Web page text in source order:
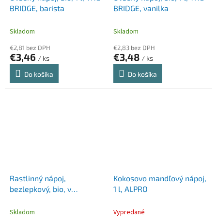
BRIDGE, barista
Skladom
€2,81 bez DPH
€3,46 / ks
Do košíka
BRIDGE, vanilka
Skladom
€2,83 bez DPH
€3,48 / ks
Do košíka
Rastlinný nápoj,
bezlepkový, bio, v
BRIDGE, Omega 3, ovsený
Skladom
Kokosovo mandľový nápoj,
1 l, ALPRO
Vypredané